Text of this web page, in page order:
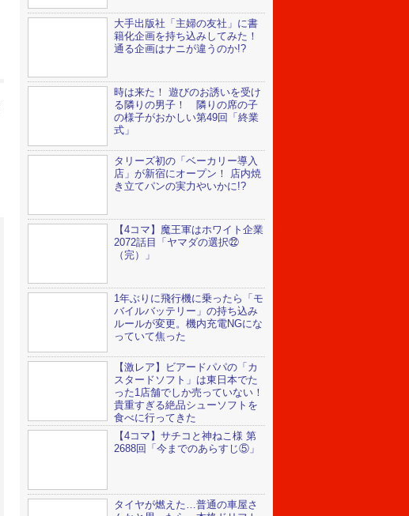
大手出版社「主婦の友社」に書
籍化企画を持ち込みしてみた！
通る企画はナニが違うのか!?
時は来た！ 遊びのお誘いを受け
る隣りの男子！ 隣りの席の子
の様子がおかしい第49回「終業
式」
タリーズ初の「ベーカリー導入
店」が新宿にオープン！ 店内焼
き立てパンの実力やいかに!?
【4コマ】魔王軍はホワイト企業
2072話目「ヤマダの選択㉒
（完）」
1年ぶりに飛行機に乗ったら「モ
バイルバッテリー」の持ち込み
ルールが変更。機内充電NGにな
っていて焦った
【激レア】ビアードパパの「カ
スタードソフト」は東日本でた
った1店舗でしか売っていない！
貴重すぎる絶品シューソフトを
食べに行ってきた
【4コマ】サチコと神ねこ様 第
2688回「今までのあらすじ⑤」
タイヤが燃えた…普通の車屋さ